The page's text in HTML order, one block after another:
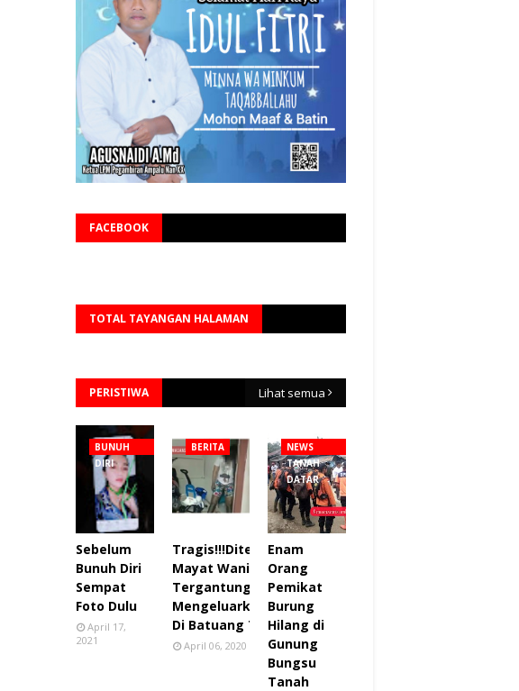
FACEBOOK
TOTAL TAYANGAN HALAMAN
PERISTIWA Lihat semua
BUNUH
DIRI
Sebelum
Bunuh Diri
Sempat
Foto Dulu
April 17,
2021
BERITA
Tragis!!!Ditemukan
Mayat Wanita
Tergantung sudah
Mengeluarkan Bau
Di Batuang Taba.
April 06, 2020
NEWS
TANAH
DATAR
Enam
Orang
Pemikat
Burung
Hilang di
Gunung
Bungsu
Tanah